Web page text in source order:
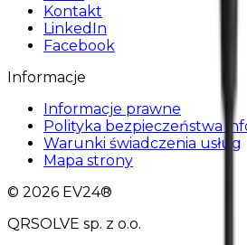
Kontakt
LinkedIn
Facebook
Informacje
Informacje prawne
Polityka bezpieczeństwa
Warunki świadczenia usług
Mapa strony
© 2026 EV24®
QRSOLVE sp. z o.o.